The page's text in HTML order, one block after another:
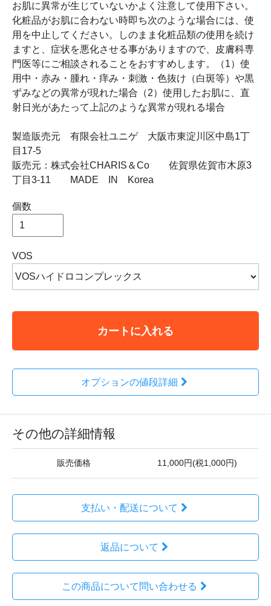
お肌に異常が生じていないかよく注意して使用下さい。
化粧品がお肌に合わない時即ち次のような場合には、使
用を中止してください。しのまま化粧品類の使用を続け
ますと、症状を悪化させる事がありますので、皮膚科専
門医等にご相談されることをおすすめします。（1）使
用中・赤み・腫れ・痒み・刺激・色抜け（白斑等）や黒
ずみなどの異常が現れた場合（2）使用したお肌に、直
射日光があたって上記のような異常が現れる場合
製造販売元 有限会社ユニゲ 大阪市東淀川区中島1丁
目17-5
販売元：株式会社CHARIS＆Co 佐賀県佐賀市木原3
丁目3-11 MADE IN Korea
個数
VOS
カートに入れる
オプションの値段詳細
その他の詳細情報
販売価格 11,000円(税1,000円)
支払い・配送について
返品について
この商品について問い合わせる